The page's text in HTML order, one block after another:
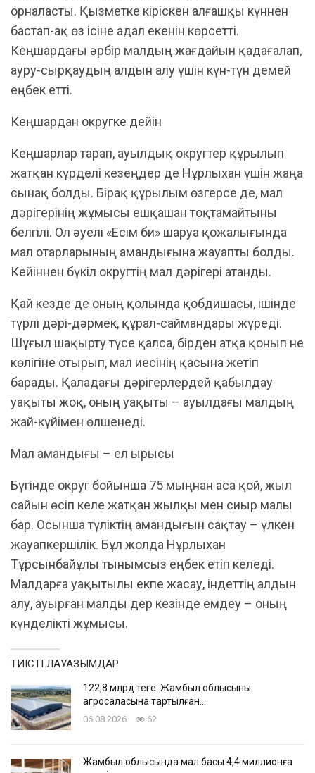
орналасты. Қызметке кіріскен алғашқы күннен
бастап-ақ өз ісіне адал екенін көрсетті.
Кеңшардағы әрбір малдың жағдайын қадағалап,
ауру-сырқаудың алдын алу үшін күн-түн демей
еңбек етті.
Кеңшардан округке дейін
Кеңшарлар тарап, ауылдық округтер құрылып
жатқан күрделі кезеңдер де Нұрлыхан үшін жаңа
сынақ болды. Бірақ құрылым өзгерсе де, мал
дәрігерінің жұмысы ешқашан тоқтамайтыны
белгілі. Ол әуелі «Есім би» шаруа қожалығында
мал отарларының амандығына жауапты болды.
Кейіннен бүкіл округтің мал дәрігері атанды.
Қай кезде де оның қолында қобдишасы, ішінде
түрлі дәрі-дәрмек, құрал-саймандары жүреді.
Шұғыл шақырту түсе қалса, бірден атқа қонып не
көлігіне отырып, мал иесінің қасына жетіп
барады. Қаладағы дәрігерлердей қабылдау
уақыты жоқ, оның уақыты – ауылдағы малдың
жай-күйімен өлшенеді.
Мал амандығы – ел ырысы
Бүгінде округ бойынша 75 мыңнан аса қой, жыл
сайын өсіп келе жатқан жылқы мен сиыр малы
бар. Осынша түліктің амандығын сақтау – үлкен
жауапкершілік. Бұл жолда Нұрлыхан
Тұрсынбайұлы тынымсыз еңбек етіп келеді.
Малдарға уақытылы екпе жасау, індеттің алдын
алу, ауырған малды дер кезінде емдеу – оның
күнделікті жұмысы.
ТИІСТІ ЛАУАЗЫМДАР
122,8 млрд теңге: Жамбыл облысының
агросаласына тартылған…
06.08.2026 62
Жамбыл облысында мал басы 4,4 миллионға